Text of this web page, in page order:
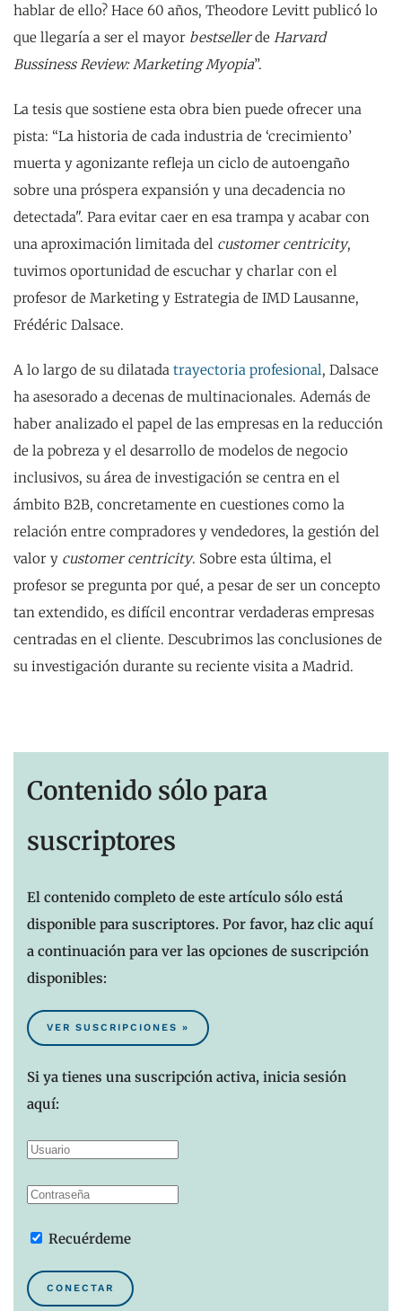
hablar de ello? Hace 60 años, Theodore Levitt publicó lo
que llegaría a ser el mayor bestsellerde Harvard
Bussiness Review: Marketing Myopia”.
La tesis que sostiene esta obra bien puede ofrecer una
pista: “La historia de cada industria de ‘crecimiento’
muerta y agonizante refleja un ciclo de autoengaño
sobre una próspera expansión y una decadencia no
detectada". Para evitar caer en esa trampa y acabar con
una aproximación limitada del customer centricity,
tuvimos oportunidad de escuchar y charlar con el
profesor de Marketing y Estrategia de IMD Lausanne,
Frédéric Dalsace.
A lo largo de su dilatada trayectoria profesional, Dalsace
ha asesorado a decenas de multinacionales. Además de
haber analizado el papel de las empresas en la reducción
de la pobreza y el desarrollo de modelos de negocio
inclusivos, su área de investigación se centra en el
ámbito B2B, concretamente en cuestiones como la
relación entre compradores y vendedores, la gestión del
valor y customer centricity. Sobre esta última, el
profesor se pregunta por qué, a pesar de ser un concepto
tan extendido, es difícil encontrar verdaderas empresas
centradas en el cliente. Descubrimos las conclusiones de
su investigación durante su reciente visita a Madrid.
Contenido sólo para
suscriptores
El contenido completo de este artículo sólo está
disponible para suscriptores. Por favor, haz clic aquí
a continuación para ver las opciones de suscripción
disponibles:
VER SUSCRIPCIONES »
Si ya tienes una suscripción activa, inicia sesión
aquí:
Recuérdeme
CONECTAR